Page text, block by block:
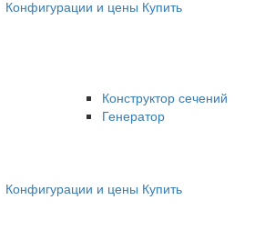
Конфигурации и цены Купить
Конструктор сечений
Генератор
Конфигурации и цены Купить